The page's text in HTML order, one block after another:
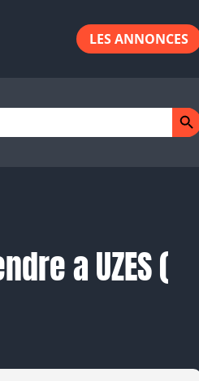
LES ANNONCES
Search Button
a UZES (